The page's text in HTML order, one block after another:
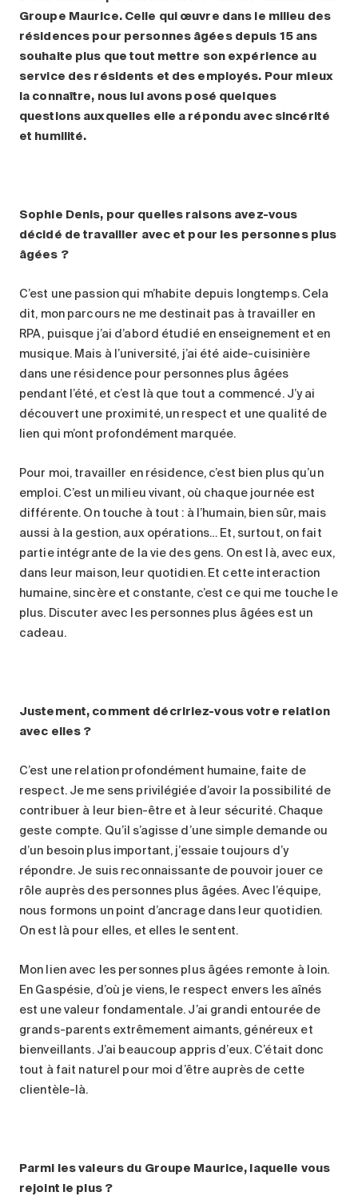
À propos
Nouvelles
FAQ
Rechercher&nbsp;:
Groupe Maurice. Celle qui œuvre dans le milieu des
résidences pour personnes âgées depuis 15 ans
souhaite plus que tout mettre son expérience au
service des résidents et des employés. Pour mieux
la connaître, nous lui avons posé quelques
questions auxquelles elle a répondu avec sincérité
et humilité.
Sophie Denis, pour quelles raisons avez-vous
décidé de travailler avec et pour les personnes plus
âgées ?
C’est une passion qui m’habite depuis longtemps. Cela
dit, mon parcours ne me destinait pas à travailler en
RPA, puisque j’ai d’abord étudié en enseignement et en
musique. Mais à l’université, j’ai été aide-cuisinière
dans une résidence pour personnes plus âgées
pendant l’été, et c’est là que tout a commencé. J’y ai
découvert une proximité, un respect et une qualité de
lien qui m’ont profondément marquée.
Pour moi, travailler en résidence, c’est bien plus qu’un
emploi. C’est un milieu vivant, où chaque journée est
différente. On touche à tout : à l’humain, bien sûr, mais
aussi à la gestion, aux opérations… Et, surtout, on fait
partie intégrante de la vie des gens. On est là, avec eux,
dans leur maison, leur quotidien. Et cette interaction
humaine, sincère et constante, c’est ce qui me touche le
plus. Discuter avec les personnes plus âgées est un
cadeau.
Justement, comment décririez-vous votre relation
avec elles ?
C’est une relation profondément humaine, faite de
respect. Je me sens privilégiée d’avoir la possibilité de
contribuer à leur bien-être et à leur sécurité. Chaque
geste compte. Qu’il s’agisse d’une simple demande ou
d’un besoin plus important, j’essaie toujours d’y
répondre. Je suis reconnaissante de pouvoir jouer ce
rôle auprès des personnes plus âgées. Avec l’équipe,
nous formons un point d’ancrage dans leur quotidien.
On est là pour elles, et elles le sentent.
Mon lien avec les personnes plus âgées remonte à loin.
En Gaspésie, d’où je viens, le respect envers les aînés
est une valeur fondamentale. J’ai grandi entourée de
grands-parents extrêmement aimants, généreux et
bienveillants. J’ai beaucoup appris d’eux. C’était donc
tout à fait naturel pour moi d’être auprès de cette
clientèle-là.
Parmi les valeurs du Groupe Maurice, laquelle vous
rejoint le plus ?